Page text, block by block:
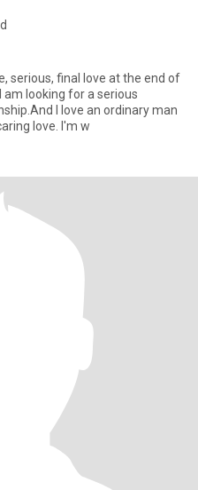
serious, final love at the end of
am looking for a serious
I love an ordinary man
love. I'm w